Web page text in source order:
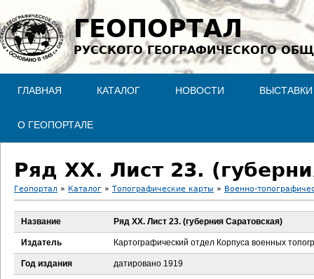
Jump to navigation
ГЕОПОРТАЛ
РУССКОГО ГЕОГРАФИЧЕСКОГО
ГЛАВНАЯ КАТАЛОГ НОВОСТИ ВЫСТАВКИ
О ГЕОПОРТАЛЕ
Ряд XX. Лист 23.
В
ы
Геопортал » Каталог » Топографические карты » Военно-
Название Ряд XX. Лист 23. (губерния Саратовская)
Издатель Картографический отдел Корпуса военных
Год издания датировано 1919